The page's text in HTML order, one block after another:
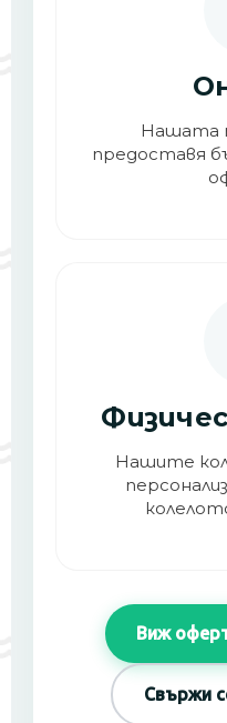
Нашата
предоставя
Нашите
Виж
Свържи